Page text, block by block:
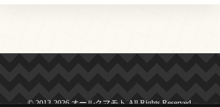
© 2013-2026 オールクマモト All Rights Reserved.